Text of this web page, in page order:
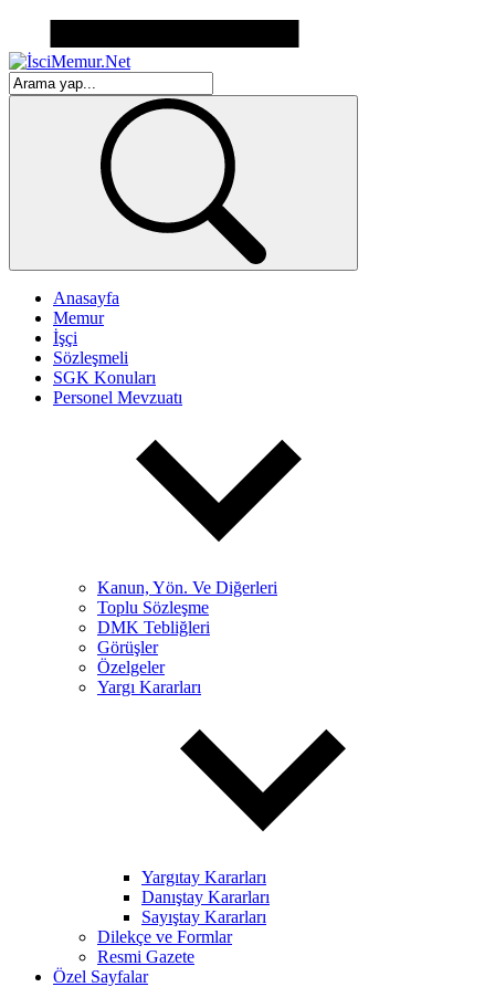
Anasayfa
Memur
İşçi
Sözleşmeli
SGK Konuları
Personel Mevzuatı
Kanun, Yön. Ve Diğerleri
Toplu Sözleşme
DMK Tebliğleri
Görüşler
Özelgeler
Yargı Kararları
Yargıtay Kararları
Danıştay Kararları
Sayıştay Kararları
Dilekçe ve Formlar
Resmi Gazete
Özel Sayfalar